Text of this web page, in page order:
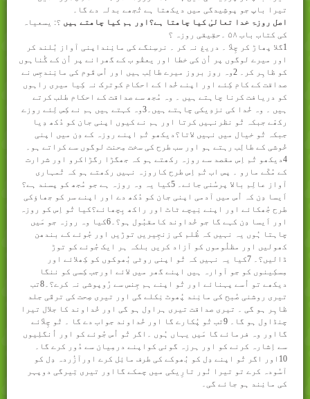
تیرا باپ جو پوشِیدگی میں دیکھتا ہے تُجھے بدلہ دے گا۔
اصل روزۃ خدا تعالیٰ کیا چاھتا ہے؟اور ہم کیا چاھتے ہیں ؟: یسعیاہ
کی کتاب باب ۵۸ ۔حقِیقی روزہ ؟
1گلا پھاڑ کر چِلاّ ۔ دریغ نہ کر ۔ نرسِنگے کی مانِنداپنی آواز بُلند کر
اور میرے لوگوں پر اُن کی خطا اور یعقُو ب کے گھرانے پر اُن کے گُناہوں
کو ظاہِر کر۔ 2وہ روز بروز میرے طالِب ہیں اور اُس قَوم کی مانِندجِس نے
صداقت کے کام کِئے اور اپنے خُدا کے احکام کوترک نہ کِیا میری راہوں
کو دریافت کرنا چاہتے ہیں ۔ وہ مُجھ سے صداقت کے احکام طلب کرتے
ہیں ۔ وہ خُدا کی نزدِیکی چاہتے ہیں۔3وہ کہتے ہیں ہم نے کِس لِئے روزے
رکھّے جبکہ تُو نظرنہیں کرتا اور ہم نے کیوں اپنی جان کو دُکھ دِیا
جبکہ تُو خیال میں نہیں لاتا؟دیکھو تُم اپنے روزہ کے دِن میں اپنی
خُوشی کے طالِب رہتے ہو اور سب طرح کی سخت مِحنت لوگوں سے کراتے ہو۔
4دیکھو تُم اِس مقصد سے روزہ رکھتے ہو کہ جھگڑا رگڑاکرو اور شرارت
کے مُکّے مارو ۔ پس اب تُم اِس طرح کاروزہ نہیں رکھتے ہو کہ تُمہاری
آواز عالِم بالا پرسُنی جائے۔ 5کیا یہ وہ روزہ ہے جو مُجھ کو پسند ہے؟
اَیسا دِن کہ اُس میں آدمی اپنی جان کو دُکھ دے اور اپنے سر کو جھاؤکی
طرح جُھکائے اور اپنے نِیچے ٹاٹ اور راکھ بِچھائے؟کیا تُو اِس کو روزہ
اور اَیسا دِن کہے گا جو خُداوند کامقبُول ہو؟۔6کیا وہ روزہ جو مَیں
چاہتا ہُوں یہ نہیں کہ ظُلم کی زنجِیریں توڑیں اور جُوئے کے بندھن
کھولیں اور مظلُوموں کو آزاد کریں بلکہ ہر ایک جُوئے کو توڑ
ڈالیں؟۔ 7کیا یہ نہیں کہ تُو اپنی روٹی بُھوکوں کو کِھلائے اور
مِسکِینوں کو جو آوارہ ہیں اپنے گھر میں لائے اورجب کِسی کو ننگا
دیکھے تو اُسے پہنائے اور تُو اپنے ہم جِنس سے رُوپوشی نہ کرے؟۔8تب
تیری روشنی صُبح کی مانِند پُھوٹ نِکلے گی اور تیری صِحت کی ترقّی جلد
ظاہِر ہو گی ۔ تیری صداقت تیری ہراول ہو گی اور خُداوند کا جلال تیرا
چنڈاول ہو گا۔ 9تب تُو پُکارے گا اور خُداوند جواب دے گا ۔ تُو چِلاّئے
گااور وہ فرمائے گا مَیں یہاں ہُوں ۔اگر تُو اُس جُوئے کو اور اُنگلِیوں
سے اِشارہ کرنے کو اور ہرزہ گوئی کواپنے درمِیان سے دُور کرے گا۔
10اور اگر تُو اپنے دِل کو بُھوکے کی طرف مائِل کرے اورآزُردہ دِل کو
آسُودہ کرے تو تیرا نُور تارِیکی میں چمکے گااور تیری تِیرگی دوپہر
کی مانِند ہو جائے گی۔